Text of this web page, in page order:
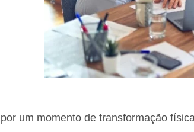
um momento de transformação